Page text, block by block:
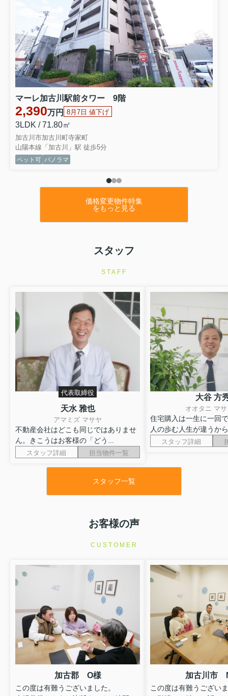
マーレ加古川駅前タワー 9階
2,390万円 8月7日 値下げ
3LDK / 71.80㎡
加古川市加古川町寺家町
山陽本線「加古川」駅 徒歩5分
ペット可 パノラマ
価格変更物件特集
をもっと見る
スタッフ
STAFF
代表取締役
天水 雅也
アマミズ マサヤ
不動産会社はどこも同じではありませ
ん。きこうはお客様の「どう...
スタッフ詳細 担当物件一覧
大谷 方
オオタニ マ
住宅購入は一生に一回
人の歩む人生が違うか
スタッフ詳細
スタッフ一覧
お客様の声
CUSTOMER
加古郡 O様
この度は有難うございました。
加古川市
この度は有難うござい